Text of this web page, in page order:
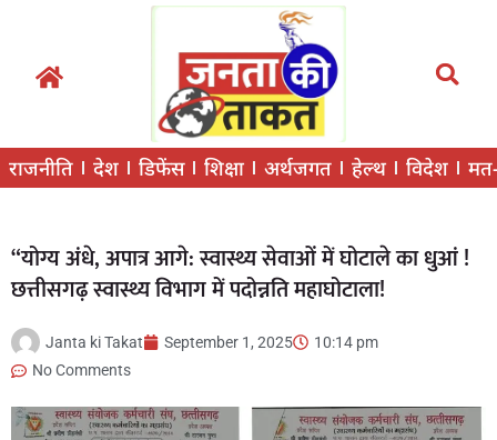
राजनीति देश डिफेंस शिक्षा अर्थजगत हेल्थ विदेश
“योग्य अंधे, अपात्र आगे: स्वास्थ्य सेवाओं में घोटाले का धुआं !
छत्तीसगढ़ स्वास्थ्य विभाग में पदोन्नति महाघोटाला!
Janta ki Takat September 1, 2025
10:14 pm
No Comments